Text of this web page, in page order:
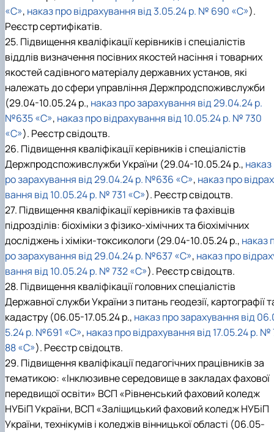
«С», наказ про відрахування від 3.05.24 р. № 690 «С»).
Реєстр сертифікатів.
25. Підвищення кваліфікації керівників і спеціалістів
віддлів визначення посівних якостей насіння і товарних
якостей садівного матеріалу державних установ, які
належать до сфери управління Держпродспоживслужби
(29.04-10.05.24 р., наказ про зарахування від 29.04.24 р.
№635 «С», наказ про відрахування від 10.05.24 р. № 730
«С»). Реєстр свідоцтв.
26. Підвищення кваліфікації керівників і спеціалістів
Держпродспоживслужби України (29.04-10.05.24 р., наказ
ро зарахування від 29.04.24 р. №636 «С», наказ про
вання від 10.05.24 р. № 731 «С»). Реєстр свідоцтв.
27. Підвищення кваліфікації керівників та фахівців
підрозділів: біохіміки з фізико-хімічних та біохімічних
досліджень і хіміки-токсикологи (29.04-10.05.24 р., наказ
ро зарахування від 29.04.24 р. №637 «С», наказ про
вання від 10.05.24 р. № 732 «С»). Реєстр свідоцтв.
28. Підвищення кваліфікації головних спеціалістів
Державної служби України з питань геодезії, картографії
кадастру (06.05-17.05.24 р., наказ про зарахування від
5.24 р. №691 «С», наказ про відрахування від 17.05.24 р. №
88 «С»). Реєстр свідоцтв.
29. Підвищення кваліфікації педагогічних працівників за
тематикою: «Інклюзивне середовище в закладах фахової
передвищої освіти» ВСП «Рівненський фаховий коледж
НУБіП України, ВСП «Заліщицький фаховий коледж НУБіП
України, технікумів і коледжів вінницької області (06.05-